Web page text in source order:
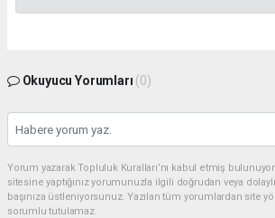
Okuyucu Yorumları (0)
Yorum yazarak Topluluk Kuralları’nı kabul etmiş
sitesine yaptığınız yorumunuzla ilgili doğrudan veya
başınıza üstleniyorsunuz. Yazılan tüm yorumlardan site
sorumlu tutulamaz.